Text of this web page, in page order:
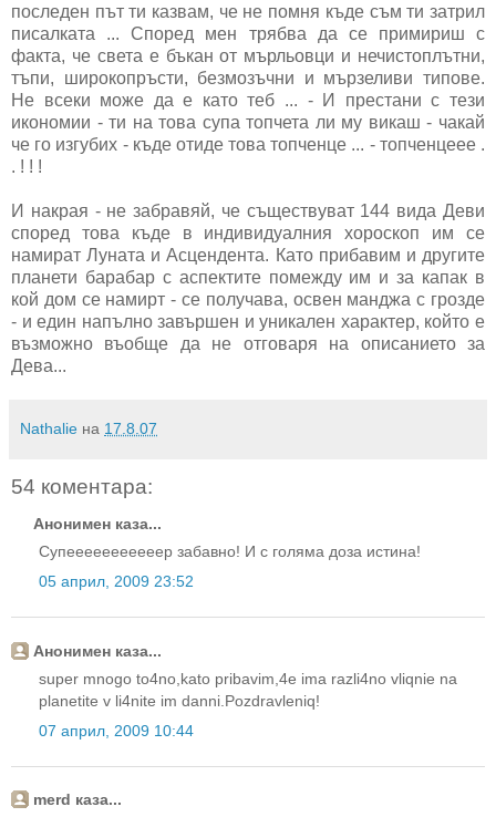
последен път ти казвам, че не помня къде съм ти затрил
писалката ... Според мен трябва да се примириш с
факта, че света е бъкан от мърльовци и нечистоплътни,
тъпи, широкопръсти, безмозъчни и мързеливи типове.
Не всеки може да е като теб ... - И престани с тези
икономии - ти на това супа топчета ли му викаш - чакай
че го изгубих - къде отиде това топченце ... - топченцеее .
. ! ! !
И накрая - не забравяй, че съществуват 144 вида Деви
според това къде в индивидуалния хороскоп им се
намират Луната и Асцендента. Като прибавим и другите
планети барабар с аспектите помежду им и за капак в
кой дом се намирт - се получава, освен манджа с грозде
- и един напълно завършен и уникален характер, който е
възможно въобще да не отговаря на описанието за
Дева...
Nathalie на 17.8.07
54 коментара:
Анонимен каза...
Супееееееееееер забавно! И с голяма доза истина!
05 април, 2009 23:52
Анонимен каза...
super mnogo to4no,kato pribavim,4e ima razli4no vliqnie na
planetite v li4nite im danni.Pozdravleniq!
07 април, 2009 10:44
merd каза...